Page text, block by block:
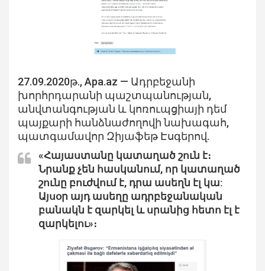
27.09.2020թ., Apa.az — Ադրբեջանի
խորհրդարանի պաշտպանության,
անվտանգության և կոռուպցիայի դեմ
պայքարի հանձնաժողովի նախագահ,
պատգամավոր Զիյաֆեթ Էսգերով.
«Հայաստանը կատաղած շուն է։
Նրանք չեն հասկանում, որ կատաղած
շունը բուժվում է, դրա ասեղն էլ կա:
Այսօր այդ ասեղը ադրբեջանական
բանակն է զարկել և սրանից հետո էլ է
զարկելու»։